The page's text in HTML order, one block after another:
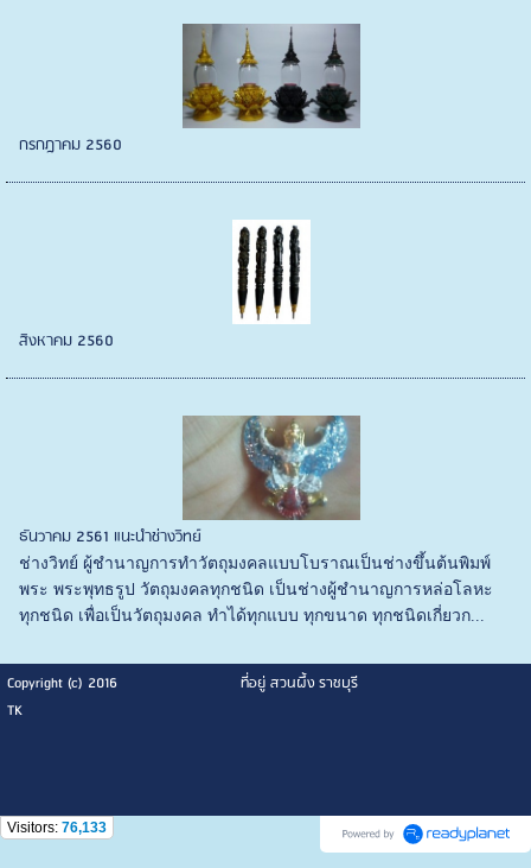
กรกฎาคม 2560
สิงหาคม 2560
ธันวาคม 2561 แนะนำช่างวิทย์
ช่างวิทย์ ผู้ชำนาญการทำวัตถุมงคลแบบโบราณเป็นช่างขึ้นต้นพิมพ์
พระ พระพุทธรูป วัตถุมงคลทุกชนิด เป็นช่างผู้ชำนาญการหล่อโลหะ
ทุกชนิด เพื่อเป็นวัตถุมงคล ทำได้ทุกแบบ ทุกขนาด ทุกชนิดเกี่ยวก...
Copyright (c) 2016
ที่อยู่ สวนผึ้ง ราชบุรี
TK
Visitors: 76,133